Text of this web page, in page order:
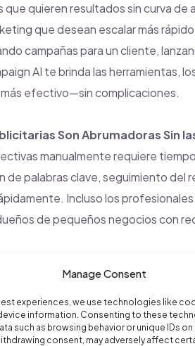
Manage Consent
experiences, we use technologies like
information. Consenting to these
such as browsing behavior or unique IDs
consent, may adversely affect
quieren resultados sin curva de
que desean escalar más
campañas para un cliente,
AI te brinda las herramientas,
efectivo—sin complicaciones.
Son Abrumadoras Sin
manualmente requiere
de palabras clave, seguimiento del
Incluso los
de pequeños negocios con
Comenzar con Google Ads suele
curva de aprendizaje difícil.
las campañas
y eficientes.